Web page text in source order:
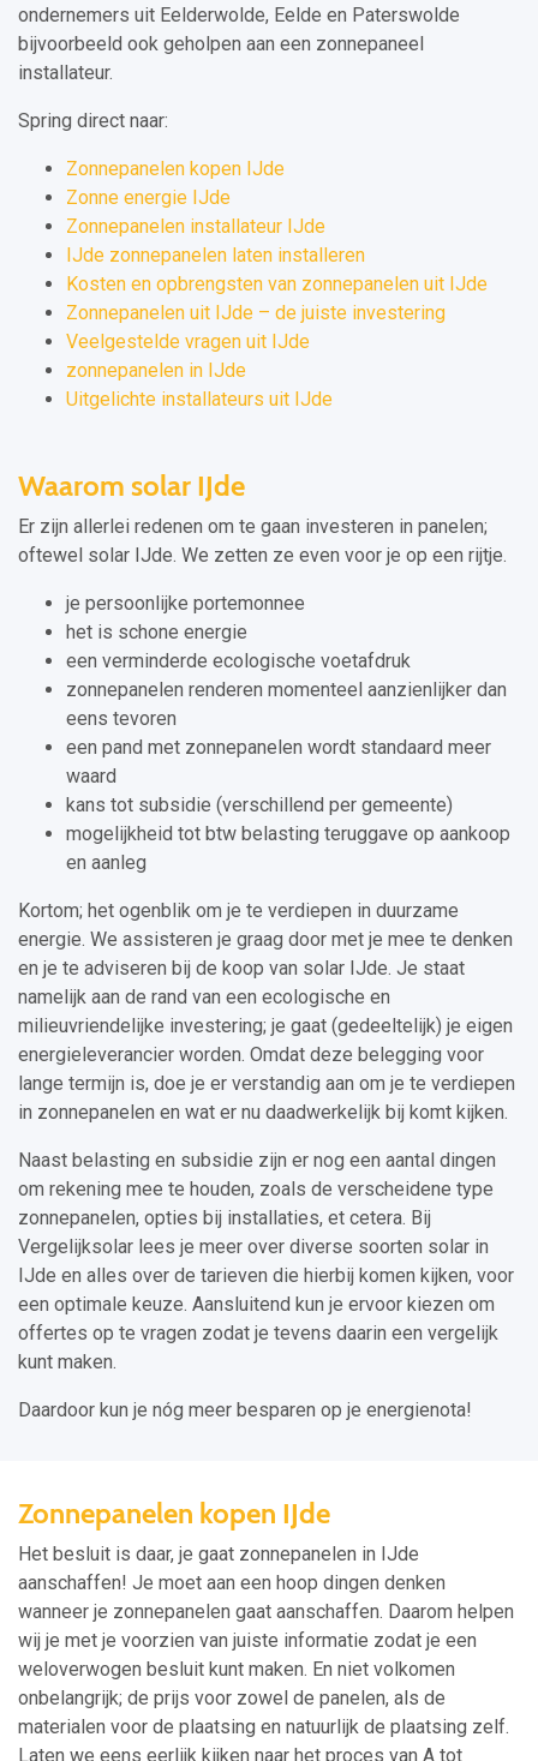
ondernemers uit Eelderwolde, Eelde en Paterswolde
bijvoorbeeld ook geholpen aan een zonnepaneel
installateur.
Spring direct naar:
Zonnepanelen kopen IJde
Zonne energie IJde
Zonnepanelen installateur IJde
IJde zonnepanelen laten installeren
Kosten en opbrengsten van zonnepanelen uit IJde
Zonnepanelen uit IJde – de juiste investering
Veelgestelde vragen uit IJde
zonnepanelen in IJde
Uitgelichte installateurs uit IJde
Waarom solar IJde
Er zijn allerlei redenen om te gaan investeren in panelen;
oftewel solar IJde. We zetten ze even voor je op een rijtje.
je persoonlijke portemonnee
het is schone energie
een verminderde ecologische voetafdruk
zonnepanelen renderen momenteel aanzienlijker dan
eens tevoren
een pand met zonnepanelen wordt standaard meer
waard
kans tot subsidie (verschillend per gemeente)
mogelijkheid tot btw belasting teruggave op aankoop
en aanleg
Kortom; het ogenblik om je te verdiepen in duurzame
energie. We assisteren je graag door met je mee te denken
en je te adviseren bij de koop van solar IJde. Je staat
namelijk aan de rand van een ecologische en
milieuvriendelijke investering; je gaat (gedeeltelijk) je eigen
energieleverancier worden. Omdat deze belegging voor
lange termijn is, doe je er verstandig aan om je te verdiepen
in zonnepanelen en wat er nu daadwerkelijk bij komt kijken.
Naast belasting en subsidie zijn er nog een aantal dingen
om rekening mee te houden, zoals de verscheidene type
zonnepanelen, opties bij installaties, et cetera. Bij
Vergelijksolar lees je meer over diverse soorten solar in
IJde en alles over de tarieven die hierbij komen kijken, voor
een optimale keuze. Aansluitend kun je ervoor kiezen om
offertes op te vragen zodat je tevens daarin een vergelijk
kunt maken.
Daardoor kun je nóg meer besparen op je energienota!
Zonnepanelen kopen IJde
Het besluit is daar, je gaat zonnepanelen in IJde
aanschaffen! Je moet aan een hoop dingen denken
wanneer je zonnepanelen gaat aanschaffen. Daarom helpen
wij je met je voorzien van juiste informatie zodat je een
weloverwogen besluit kunt maken. En niet volkomen
onbelangrijk; de prijs voor zowel de panelen, als de
materialen voor de plaatsing en natuurlijk de plaatsing zelf.
Laten we eens eerlijk kijken naar het proces van A tot